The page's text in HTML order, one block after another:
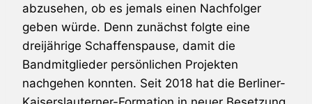
abzusehen, ob es jemals einen Nachfolger
geben würde. Denn zunächst folgte eine
dreijährige Schaffenspause, damit die
Bandmitglieder persönlichen Projekten
nachgehen konnten. Seit 2018 hat die Berliner-